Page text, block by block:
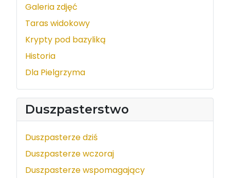
Galeria zdjęć
Taras widokowy
Krypty pod bazyliką
Historia
Dla Pielgrzyma
Duszpasterstwo
Duszpasterze dziś
Duszpasterze wczoraj
Duszpasterze wspomagający